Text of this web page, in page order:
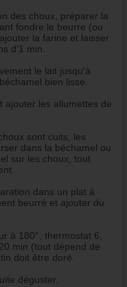
des choux, préparer la
fondre le beurre (ou
la farine et laisser
d'1 min.
le lait jusqu'à
bien lisse.
ajouter les allumettes de
sont cuits, les
dans la béchamel ou
sur les choux, tout
dans un plat à
beurré et ajouter du
à 180°, thermostat 6,
min (tout dépend de
doit être doré.
déguster.